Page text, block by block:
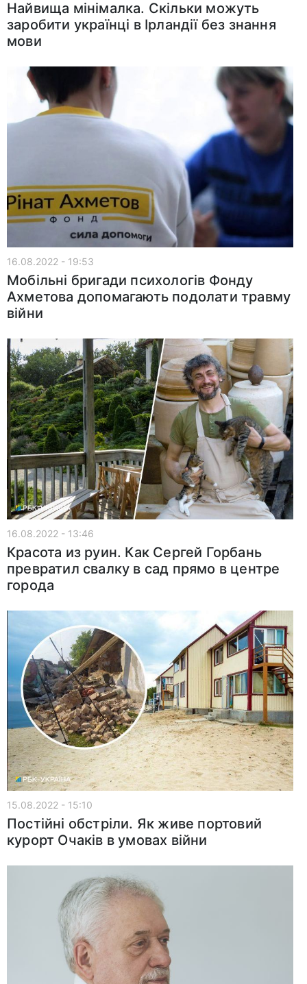
Найвища мінімалка. Скільки можуть
заробити українці в Ірландії без знання
мови
16.08.2022 - 19:53
Мобільні бригади психологів Фонду
Ахметова допомагають подолати травму
війни
16.08.2022 - 13:46
Красота из руин. Как Сергей Горбань
превратил свалку в сад прямо в центре
города
15.08.2022 - 15:10
Постійні обстріли. Як живе портовий
курорт Очаків в умовах війни